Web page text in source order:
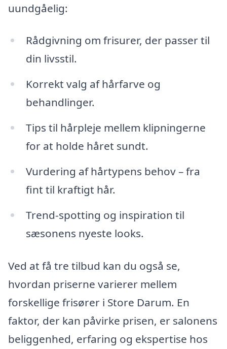
uundgåelig:
Rådgivning om frisurer, der passer til
din livsstil.
Korrekt valg af hårfarve og
behandlinger.
Tips til hårpleje mellem klipningerne
for at holde håret sundt.
Vurdering af hårtypens behov – fra
fint til kraftigt hår.
Trend-spotting og inspiration til
sæsonens nyeste looks.
Ved at få tre tilbud kan du også se,
hvordan priserne varierer mellem
forskellige frisører i Store Darum. En
faktor, der kan påvirke prisen, er salonens
beliggenhed, erfaring og ekspertise hos